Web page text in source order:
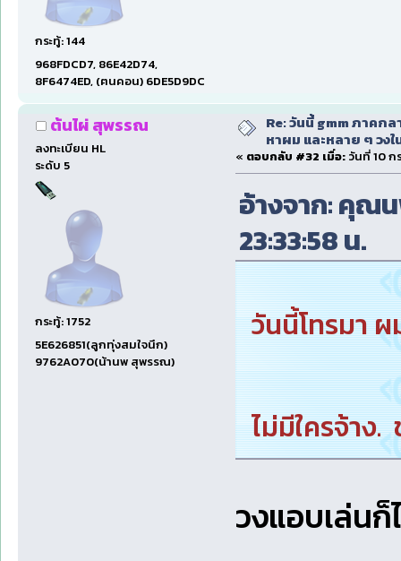
กระทู้: 144
968FDCD7, 86E42D74,
8F6474ED, (ฅนคอน) 6DE5D9DC
ต้นไผ่ สุพรรณ
ลงทะเบียน HL
ระดับ 5
กระทู้: 1752
5E626851(ลูกทุ่งสมใจนึก)
9762A070(น้านพ สุพรรณ)
Re: วันนี้ gmm ภาคก
หาผม และหลาย ๆ วง
« ตอบกลับ #32 เมื่อ: วันที่ 10 ก
อ้างจาก: คุณ
23:33:58 น.
วันนี้โทรมา
ไม่มีใครจ้าง
วงแอบเล่น